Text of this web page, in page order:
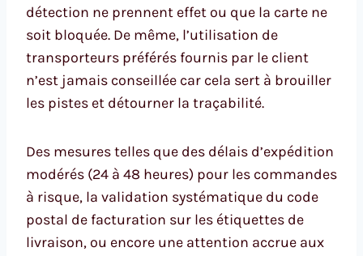
détection ne prennent effet ou que la carte ne
soit bloquée. De même, l’utilisation de
transporteurs préférés fournis par le client
n’est jamais conseillée car cela sert à brouiller
les pistes et détourner la traçabilité.
Des mesures telles que des délais d’expédition
modérés (24 à 48 heures) pour les commandes
à risque, la validation systématique du code
postal de facturation sur les étiquettes de
livraison, ou encore une attention accrue aux